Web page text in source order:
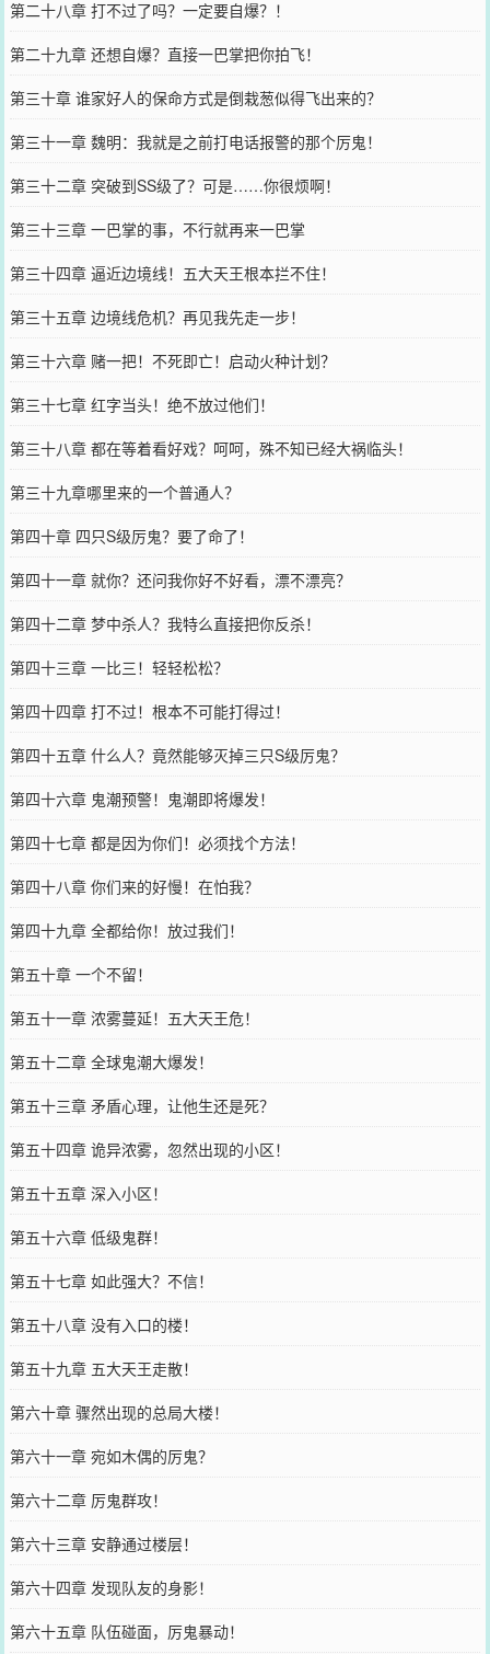
第二十八章 打不过了吗？一定要自爆？！
第二十九章 还想自爆？直接一巴掌把你拍飞！
第三十章 谁家好人的保命方式是倒栽葱似得飞出来的？
第三十一章 魏明：我就是之前打电话报警的那个厉鬼！
第三十二章 突破到SS级了？可是……你很烦啊！
第三十三章 一巴掌的事，不行就再来一巴掌
第三十四章 逼近边境线！五大天王根本拦不住！
第三十五章 边境线危机？再见我先走一步！
第三十六章 赌一把！不死即亡！启动火种计划？
第三十七章 红字当头！绝不放过他们！
第三十八章 都在等着看好戏？呵呵，殊不知已经大祸临头！
第三十九章哪里来的一个普通人？
第四十章 四只S级厉鬼？要了命了！
第四十一章 就你？还问我你好不好看，漂不漂亮？
第四十二章 梦中杀人？我特么直接把你反杀！
第四十三章 一比三！轻轻松松？
第四十四章 打不过！根本不可能打得过！
第四十五章 什么人？竟然能够灭掉三只S级厉鬼？
第四十六章 鬼潮预警！鬼潮即将爆发！
第四十七章 都是因为你们！必须找个方法！
第四十八章 你们来的好慢！在怕我？
第四十九章 全都给你！放过我们！
第五十章 一个不留！
第五十一章 浓雾蔓延！五大天王危！
第五十二章 全球鬼潮大爆发！
第五十三章 矛盾心理，让他生还是死？
第五十四章 诡异浓雾，忽然出现的小区！
第五十五章 深入小区！
第五十六章 低级鬼群！
第五十七章 如此强大？不信！
第五十八章 没有入口的楼！
第五十九章 五大天王走散！
第六十章 骤然出现的总局大楼！
第六十一章 宛如木偶的厉鬼？
第六十二章 厉鬼群攻！
第六十三章 安静通过楼层！
第六十四章 发现队友的身影！
第六十五章 队伍碰面，厉鬼暴动！